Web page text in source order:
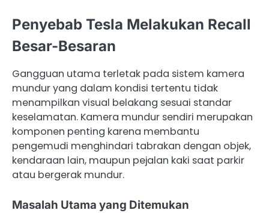
Penyebab Tesla Melakukan Recall
Besar-Besaran
Gangguan utama terletak pada sistem kamera
mundur yang dalam kondisi tertentu tidak
menampilkan visual belakang sesuai standar
keselamatan. Kamera mundur sendiri merupakan
komponen penting karena membantu
pengemudi menghindari tabrakan dengan objek,
kendaraan lain, maupun pejalan kaki saat parkir
atau bergerak mundur.
Masalah Utama yang Ditemukan